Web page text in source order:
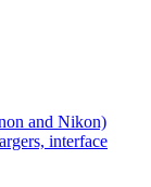
and Nikon)
interface